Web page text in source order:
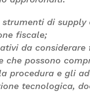
di
fiscale;
da
possono
procedura e gli
tecnologica,